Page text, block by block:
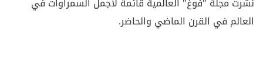
العالم في القرن الماضي والحاضر.